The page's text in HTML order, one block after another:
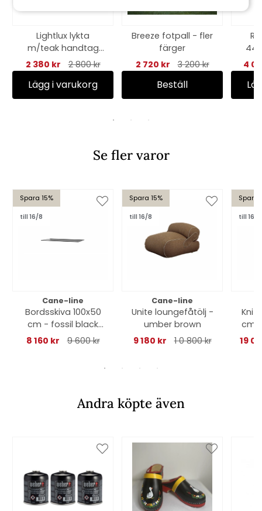
Lightlux lykta
m/teak handtag
liten - lava grey
2 380 kr 2 800 kr
Lägg i varukorg
Breeze fotpall - fler
färger
2 720 kr
3 200 kr
Beställ
4
Se fler varor
Spara 15%
till 16/8
Cane-line
Bordsskiva 100x50
cm - fossil black
keramik
8 160 kr 9 600 kr
Spara 15%
till 16/8
Cane-line
Unite loungefåtölj -
umber brown
9 180 kr
1 0 800 kr
Spara
till 16/8
Knit
cm
19
Andra köpte även